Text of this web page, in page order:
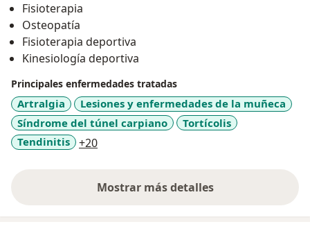
Fisioterapia
Osteopatía
Fisioterapia deportiva
Kinesiología deportiva
Principales enfermedades tratadas
Artralgia
Lesiones y enfermedades de la muñeca
Síndrome del túnel carpiano
Tortícolis
Tendinitis
+20a11y_sr_more_diseases
Mostrar más detalles
sobre la experiencia